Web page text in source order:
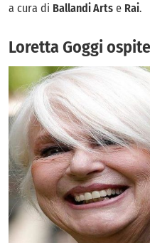
a cura di Ballandi Arts e Rai.
Loretta Goggi